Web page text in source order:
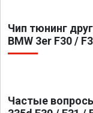
Чип тюнинг
BMW 3er F30 /
Частые